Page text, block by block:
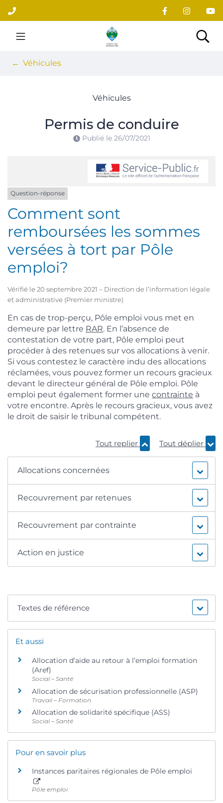
Aller
au
contenu
Site officiel du village
Véhicules
Véhicules
Permis de conduire
Publié le 26/07/2021
Question-réponse
Comment sont
remboursées les sommes
versées à tort par Pôle
emploi?
Vérifié le 20 septembre 2021 – Direction de l’information légale
et administrative (Premier ministre)
En cas de trop-perçu, Pôle emploi vous met en
demeure par lettre RAR. En l’absence de
contestation de votre part, Pôle emploi peut
procéder à des retenues sur vos allocations à venir.
Si vous contestez le caractère indu des allocations
réclamées, vous pouvez former un recours gracieux
devant le directeur général de Pôle emploi. Pôle
emploi peut également former une contrainte à
votre encontre. Après le recours gracieux, vous avez
le droit de saisir le tribunal compétent.
Tout replier Tout déplier
Allocations concernées
Recouvrement par retenues
Recouvrement par contrainte
Action en justice
Textes de référence
Et aussi
Allocation d’aide au retour à l’emploi formation
(Aref)
Social – Santé
Allocation de sécurisation professionnelle (ASP)
Travail – Formation
Allocation de solidarité spécifique (ASS)
Social – Santé
Pour en savoir plus
Instances paritaires régionales de Pôle emploi
Pôle emploi